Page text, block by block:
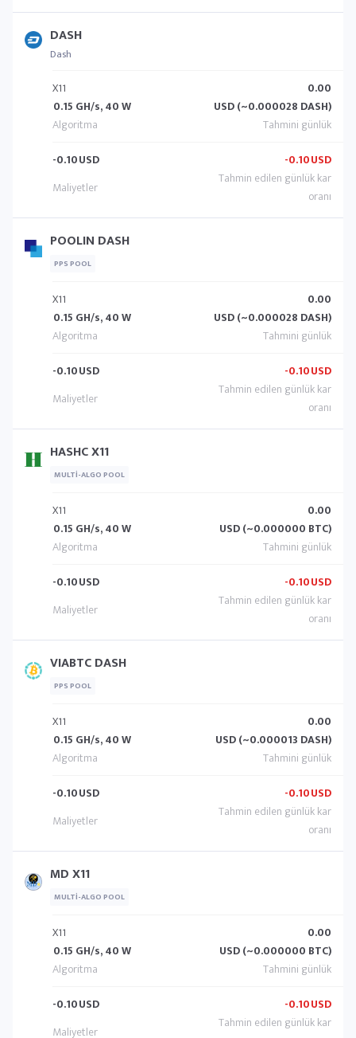
DASH
Dash
X11
0.15 GH/s, 40 W
0.00
USD (~0.000028 DASH)
-0.10USD -0.10USD
POOLIN DASH
PPS POOL
X11
0.15 GH/s, 40 W
0.00
USD (~0.000028 DASH)
-0.10USD -0.10USD
HASHC X11
MULTI-ALGO POOL
X11
0.15 GH/s, 40 W
0.00
USD (~0.000000 BTC)
-0.10USD -0.10USD
VIABTC DASH
PPS POOL
X11
0.15 GH/s, 40 W
0.00
USD (~0.000013 DASH)
-0.10USD -0.10USD
MD X11
MULTI-ALGO POOL
X11
0.15 GH/s, 40 W
0.00
USD (~0.000000 BTC)
-0.10USD -0.10USD